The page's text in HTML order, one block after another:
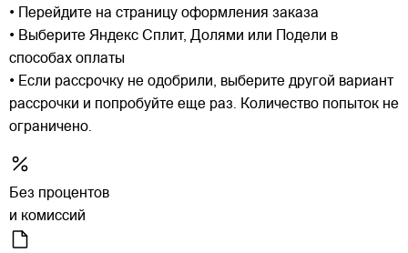
• Перейдите на страницу оформления заказа
• Выберите Яндекс Сплит, Долями или Подели в
способах оплаты
• Если рассрочку не одобрили, выберите другой вариант
рассрочки и попробуйте еще раз. Количество попыток не
ограничено.
Без процентов
и комиссий